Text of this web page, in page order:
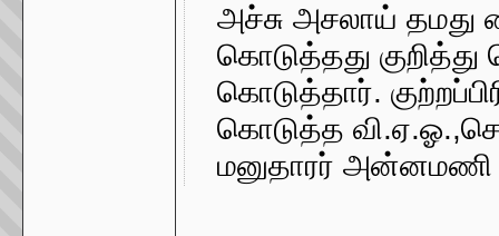
அச்சு அசலாய் தமது
கொடுத்தது
கொடுத்தார்.
கொடுத்த
மனுதாரர்